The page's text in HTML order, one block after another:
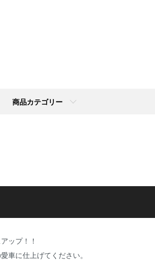
商品カテゴリー
ップ！！
車に仕上げてください。